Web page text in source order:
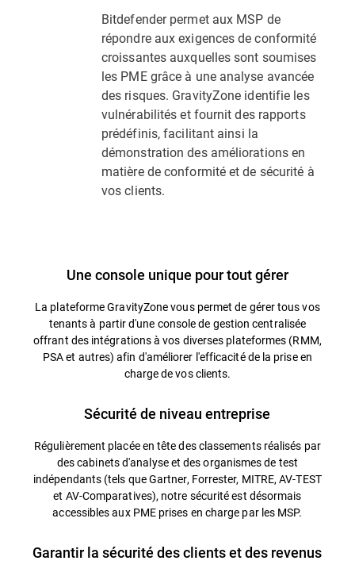
Bitdefender permet aux MSP de
répondre aux exigences de conformité
croissantes auxquelles sont soumises
les PME grâce à une analyse avancée
des risques. GravityZone identifie les
vulnérabilités et fournit des rapports
prédéfinis, facilitant ainsi la
démonstration des améliorations en
matière de conformité et de sécurité à
vos clients.
Une console unique pour tout gérer
La plateforme GravityZone vous permet de gérer tous vos
tenants à partir d'une console de gestion centralisée
offrant des intégrations à vos diverses plateformes (RMM,
PSA et autres) afin d'améliorer l'efficacité de la prise en
charge de vos clients.
Sécurité de niveau entreprise
Régulièrement placée en tête des classements réalisés par
des cabinets d'analyse et des organismes de test
indépendants (tels que Gartner, Forrester, MITRE, AV-TEST
et AV-Comparatives), notre sécurité est désormais
accessibles aux PME prises en charge par les MSP.
Garantir la sécurité des clients et des revenus